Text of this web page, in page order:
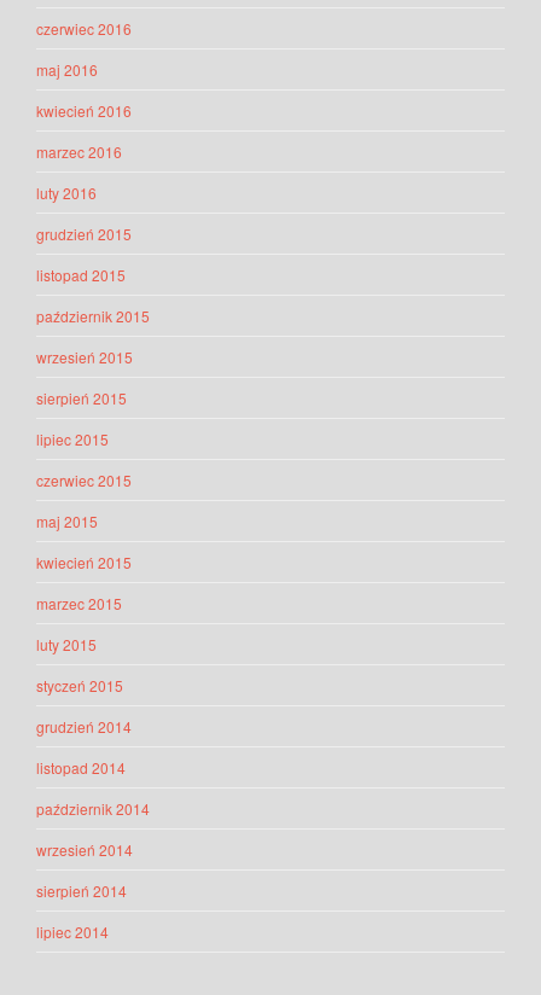
czerwiec 2016
maj 2016
kwiecień 2016
marzec 2016
luty 2016
grudzień 2015
listopad 2015
październik 2015
wrzesień 2015
sierpień 2015
lipiec 2015
czerwiec 2015
maj 2015
kwiecień 2015
marzec 2015
luty 2015
styczeń 2015
grudzień 2014
listopad 2014
październik 2014
wrzesień 2014
sierpień 2014
lipiec 2014